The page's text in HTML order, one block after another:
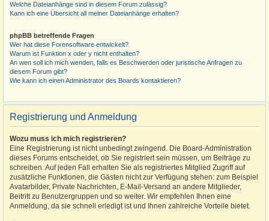
Welche Dateianhänge sind in diesem Forum zulässig?
Kann ich eine Übersicht all meiner Dateianhänge erhalten?
phpBB betreffende Fragen
Wer hat diese Forensoftware entwickelt?
Warum ist Funktion x oder y nicht enthalten?
An wen soll ich mich wenden, falls es Beschwerden oder juristische Anfragen zu
diesem Forum gibt?
Wie kann ich einen Administrator des Boards kontaktieren?
Registrierung und Anmeldung
Wozu muss ich mich registrieren?
Eine Registrierung ist nicht unbedingt zwingend. Die Board-Administration
dieses Forums entscheidet, ob Sie registriert sein müssen, um Beiträge zu
schreiben. Auf jeden Fall erhalten Sie als registriertes Mitglied Zugriff auf
zusätzliche Funktionen, die Gästen nicht zur Verfügung stehen: zum Beispiel
Avatarbilder, Private Nachrichten, E-Mail-Versand an andere Mitglieder,
Beitritt zu Benutzergruppen und so weiter. Wir empfehlen Ihnen eine
Anmeldung, da sie schnell erledigt ist und Ihnen zahlreiche Vorteile bietet.